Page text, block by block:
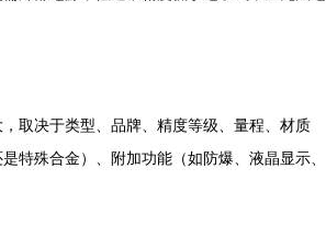
，取决于类型、品牌、精度等级、量程、材质
特殊合金）、附加功能（如防爆、液晶显示、